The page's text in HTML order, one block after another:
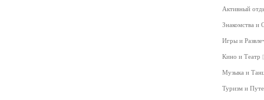
Активный
Знакомства и
Игры и
Кино и Театр
Музыка и
Туризм и